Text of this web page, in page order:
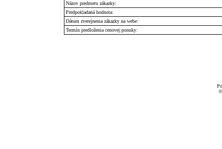
Názov predmetu zákazky:
Predpokladaná hodnota:
Dátum zverejnenia zákazky na webe:
Termín predloženia cenovej ponuky: